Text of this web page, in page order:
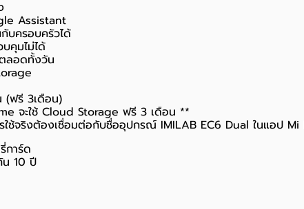
Assistant
บครอบครัวได้
คุมไม่ได้
ลอดทั้งวัน
(ฟรี 3เดือน)
จะใช้ Cloud Storage ฟรี 3 เดือน **
ช้จริงต้องเชื่อมต่อกับชื่ออุปกรณ์ IMILAB EC6 Dual ในแอป
การ์ด
น 10 ปี